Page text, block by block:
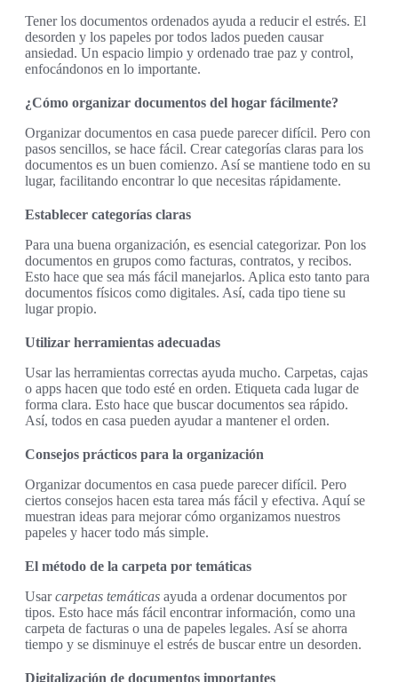
Tener los documentos ordenados ayuda a reducir el estrés. El
desorden y los papeles por todos lados pueden causar
ansiedad. Un espacio limpio y ordenado trae paz y control,
enfocándonos en lo importante.
¿Cómo organizar documentos del hogar fácilmente?
Organizar documentos en casa puede parecer difícil. Pero con
pasos sencillos, se hace fácil. Crear categorías claras para los
documentos es un buen comienzo. Así se mantiene todo en su
lugar, facilitando encontrar lo que necesitas rápidamente.
Establecer categorías claras
Para una buena organización, es esencial categorizar. Pon los
documentos en grupos como facturas, contratos, y recibos.
Esto hace que sea más fácil manejarlos. Aplica esto tanto para
documentos físicos como digitales. Así, cada tipo tiene su
lugar propio.
Utilizar herramientas adecuadas
Usar las herramientas correctas ayuda mucho. Carpetas, cajas
o apps hacen que todo esté en orden. Etiqueta cada lugar de
forma clara. Esto hace que buscar documentos sea rápido.
Así, todos en casa pueden ayudar a mantener el orden.
Consejos prácticos para la organización
Organizar documentos en casa puede parecer difícil. Pero
ciertos consejos hacen esta tarea más fácil y efectiva. Aquí se
muestran ideas para mejorar cómo organizamos nuestros
papeles y hacer todo más simple.
El método de la carpeta por temáticas
Usarcarpetas temáticas ayuda a ordenar documentos por
tipos. Esto hace más fácil encontrar información, como una
carpeta de facturas o una de papeles legales. Así se ahorra
tiempo y se disminuye el estrés de buscar entre un desorden.
Digitalización de documentos importantes